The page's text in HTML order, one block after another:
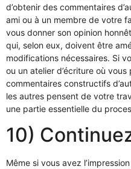
d’obtenir des commentaires
ami ou à un membre de votre
vous donner son opinion
qui, selon eux, doivent être
modifications nécessaires. Si
ou un atelier d’écriture où
commentaires constructifs
les autres pensent de votre
une partie essentielle du
10)
Même si vous avez